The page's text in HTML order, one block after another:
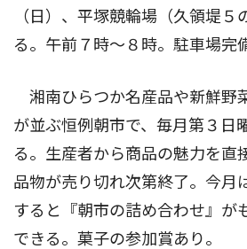
（日）、平塚競輪場（久領堤５
る。午前７時〜８時。駐車場完
湘南ひらつか名産品や新鮮野
が並ぶ恒例朝市で、毎月第３日
る。生産者から商品の魅力を直
品物が売り切れ次第終了。今月
すると『朝市の詰め合わせ』が
できる。菓子の参加賞あり。